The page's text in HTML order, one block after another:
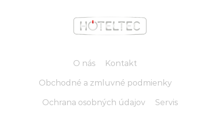
O nás Kontakt
Obchodné a zmluvné podmienky
Ochrana osobných údajov Servis